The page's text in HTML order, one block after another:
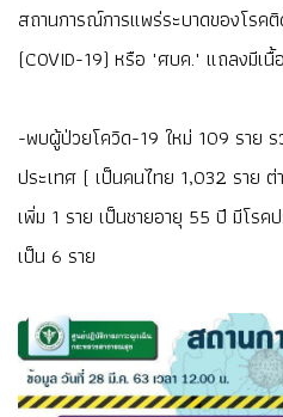
สถานการณ์การแพร่ระบาดของโรค
(COVID-19) หรือ "ศบค." แถลงมีเ
-พบผู้ป่วยโควิด-19 ใหม่ 109 ราย
ประเทศ ( เป็นคนไทย 1,032 ราย
เพิ่ม 1 ราย เป็นชายอายุ 55 ปี มีโรค
เป็น 6 ราย